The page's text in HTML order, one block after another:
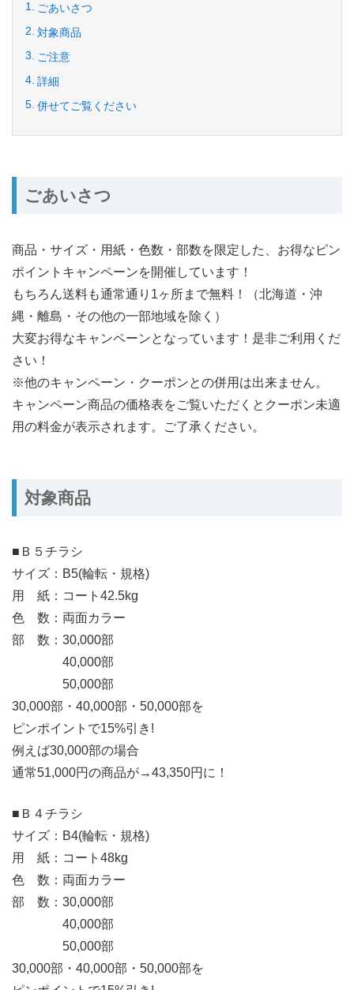
ごあいさつ
対象商品
ご注意
詳細
併せてご覧ください
ごあいさつ
商品・サイズ・用紙・色数・部数を限定した、お得なピン
ポイントキャンペーンを開催しています！
もちろん送料も通常通り1ヶ所まで無料！（北海道・沖
縄・離島・その他の一部地域を除く）
大変お得なキャンペーンとなっています！是非ご利用くだ
さい！
※他のキャンペーン・クーポンとの併用は出来ません。
キャンペーン商品の価格表をご覧いただくとクーポン未適
用の料金が表示されます。ご了承ください。
対象商品
■Ｂ５チラシ
サイズ：B5(輪転・規格)
用 紙：コート42.5kg
色 数：両面カラー
部 数：30,000部
40,000部
50,000部
30,000部・40,000部・50,000部を
ピンポイントで15%引き!
例えば30,000部の場合
通常51,000円の商品が→43,350円に！
■Ｂ４チラシ
サイズ：B4(輪転・規格)
用 紙：コート48kg
色 数：両面カラー
部 数：30,000部
40,000部
50,000部
30,000部・40,000部・50,000部を